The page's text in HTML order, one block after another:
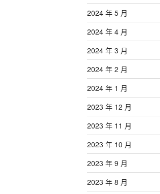
2024 年 5 月
2024 年 4 月
2024 年 3 月
2024 年 2 月
2024 年 1 月
2023 年 12 月
2023 年 11 月
2023 年 10 月
2023 年 9 月
2023 年 8 月